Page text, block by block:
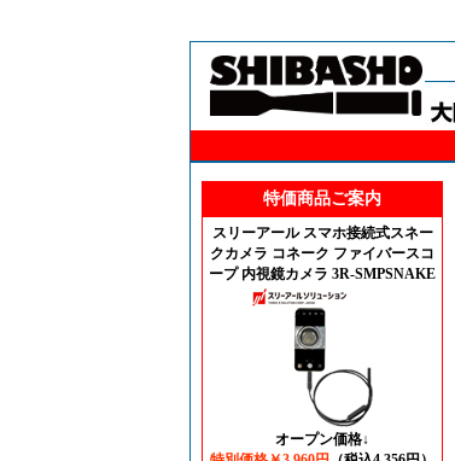
特価商品ご案内
スリーアール スマホ接続式スネー
クカメラ コネーク ファイバースコ
ープ 内視鏡カメラ 3R-SMPSNAKE
オープン価格↓